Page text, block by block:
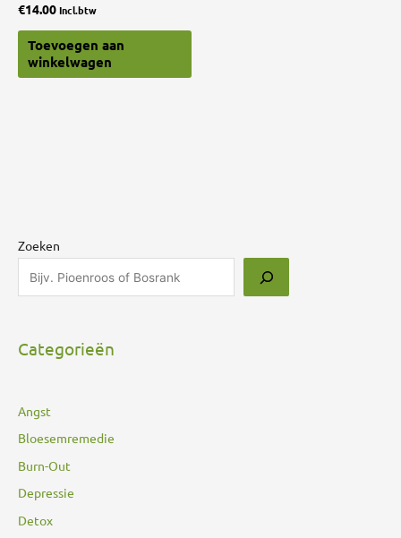
Zoeken
Categorieën
Angst
Bloesemremedie
Burn-Out
Depressie
Detox
€14.00Incl.btw
Toevoegen aan
winkelwagen